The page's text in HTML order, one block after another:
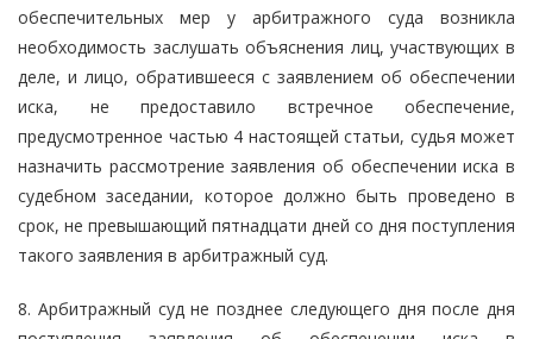
обеспечительных мер у арбитражного суда возникла
необходимость заслушать объяснения лиц, участвующих в
деле, и лицо, обратившееся с заявлением об обеспечении
иска, не предоставило встречное обеспечение,
предусмотренное частью 4 настоящей статьи, судья может
назначить рассмотрение заявления об обеспечении иска в
судебном заседании, которое должно быть проведено в
срок, не превышающий пятнадцати дней со дня поступления
такого заявления в арбитражный суд.
8. Арбитражный суд не позднее следующего дня после дня